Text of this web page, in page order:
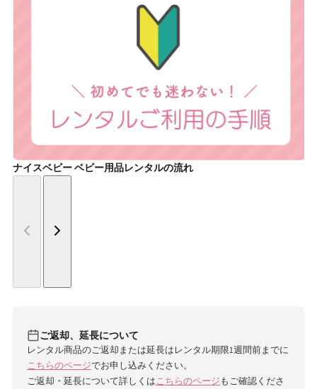
ナイスベビー ベビー用品レンタルの流れ
ご返却、延長について
レンタル商品のご返却または延長はレンタル期限1週間前までに
こちらのページでお申し込みください。
ご返却・延長について詳しくはこちらのページもご確認くださ